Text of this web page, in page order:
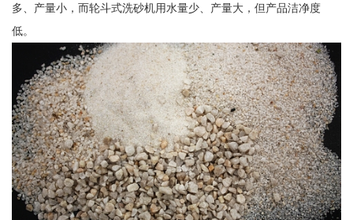
多、产量小，而轮斗式洗砂机用水量少、产量大，但产品洁净度
低。